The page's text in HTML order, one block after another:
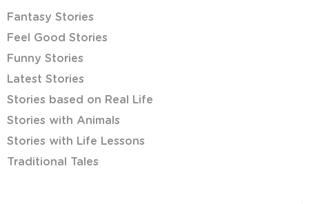
Fantasy Stories
Feel Good Stories
Funny Stories
Latest Stories
Stories based on Real Life
Stories with Animals
Stories with Life Lessons
Traditional Tales